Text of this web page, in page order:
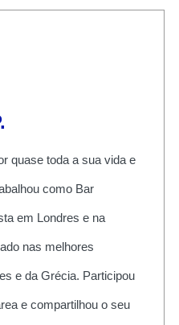
quase toda a sua vida e
como Bar
em Londres e na
nas melhores
e da Grécia. Participou
e compartilhou o seu